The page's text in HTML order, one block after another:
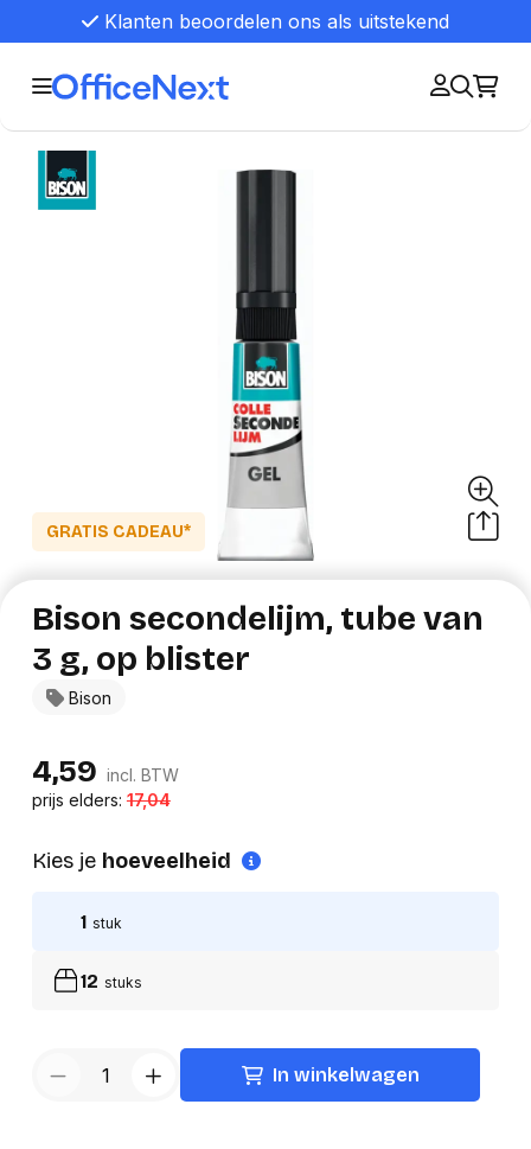
Klanten beoordelen ons als uitstekend
GRATIS CADEAU*
Bison
Bison secondelijm, tube van
3 g, op blister
4,59 incl. BTW
prijs elders:17,04
Kies je hoeveelheid
1 stuk
12 stuks
In winkelwagen